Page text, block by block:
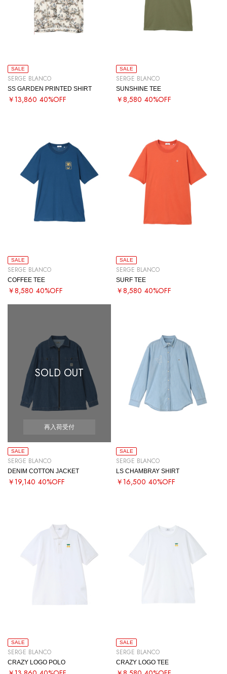
SALE
SERGE BLANCO
SS GARDEN PRINTED SHIRT
￥13,860 40%OFF
SALE
SERGE BLANCO
SUNSHINE TEE
￥8,580 40%OFF
SALE
SERGE BLANCO
COFFEE TEE
￥8,580 40%OFF
SALE
SERGE BLANCO
SURF TEE
￥8,580 40%OFF
SOLD OUT
再入荷受付
SALE
SERGE BLANCO
DENIM COTTON JACKET
￥19,140 40%OFF
SALE
SERGE BLANCO
LS CHAMBRAY SHIRT
￥16,500 40%OFF
SALE
SERGE BLANCO
CRAZY LOGO POLO
SALE
SERGE BLANCO
CRAZY LOGO TEE